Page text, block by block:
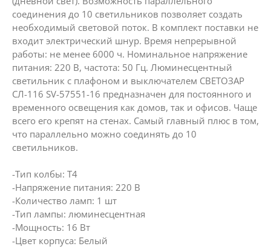
соединения до 10 светильников позволяет создать
необходимый световой поток. В комплект поставки не
входит электрический шнур. Время непрерывной
работы: не менее 6000 ч. Номинальное напряжение
питания: 220 В, частота: 50 Гц. Люминесцентный
светильник с плафоном и выключателем СВЕТОЗАР
СЛ-116 SV-57551-16 предназначен для постоянного и
временного освещения как домов, так и офисов. Чаще
всего его крепят на стенах. Самый главный плюс в том,
что параллельно можно соединять до 10
светильников.
-Тип колбы: T4
-Напряжение питания: 220 В
-Количество ламп: 1 шт
-Тип лампы: люминесцентная
-Мощность: 16 Вт
-Цвет корпуса: Белый